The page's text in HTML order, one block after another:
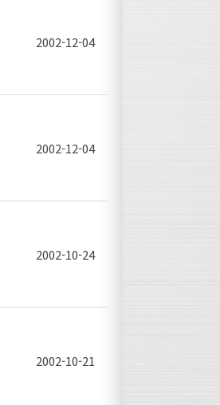
2002-12-04
2002-12-04
2002-10-24
2002-10-21